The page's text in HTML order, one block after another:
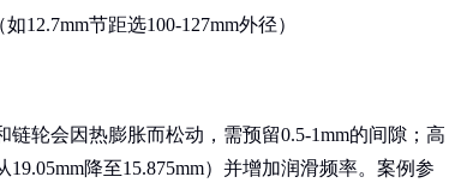
12.7mm节距选100-127mm外径）
轮会因热膨胀而松动，需预留0.5-1mm的间隙；高
降至15.875mm）并增加润滑频率。案例参